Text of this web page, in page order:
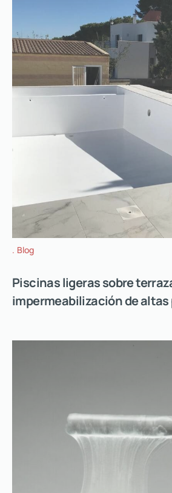
Blog
Piscinas ligeras sobre
impermeabilización de